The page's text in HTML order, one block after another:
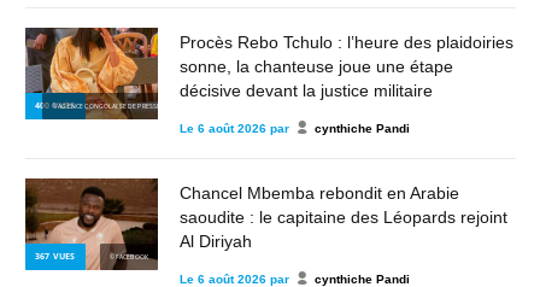
400 VUES
© AGENCE CONGOLAISE DE PRESSE
Procès Rebo Tchulo : l’heure des plaidoiries
sonne, la chanteuse joue une étape
décisive devant la justice militaire
Le 6 août 2026 par cynthiche Pandi
367 VUES © FACEBOOK
Chancel Mbemba rebondit en Arabie
saoudite : le capitaine des Léopards rejoint
Al Diriyah
Le 6 août 2026 par cynthiche Pandi